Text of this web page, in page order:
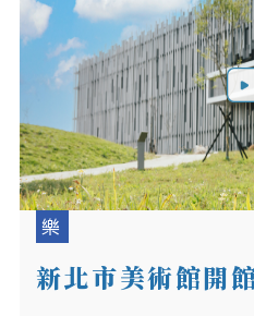
樂
新北市美術館開